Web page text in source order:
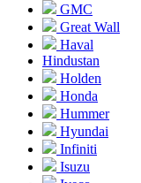
GMC
Great Wall
Haval
Hindustan
Holden
Honda
Hummer
Hyundai
Infiniti
Isuzu